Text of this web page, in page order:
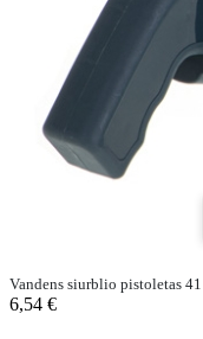
Vandens siurblio pistoletas
6,54 €